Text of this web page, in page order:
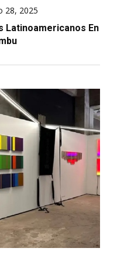
28, 2025
Latinoamericanos En